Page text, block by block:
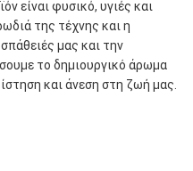
είναι φυσικό, υγιές και
της τέχνης και η
μας και την
το δημιουργικό άρωμα
και άνεση στη ζωή μας.